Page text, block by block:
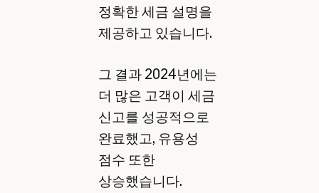
정확한 세금 설명을
제공하고 있습니다.
그 결과 2024년에는
더 많은 고객이 세금
신고를 성공적으로
완료했고, 유용성
점수 또한
상승했습니다.